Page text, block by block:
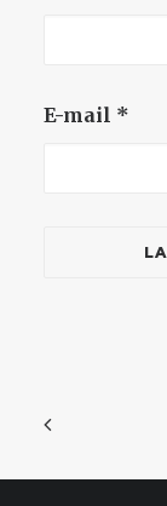
E-mail *